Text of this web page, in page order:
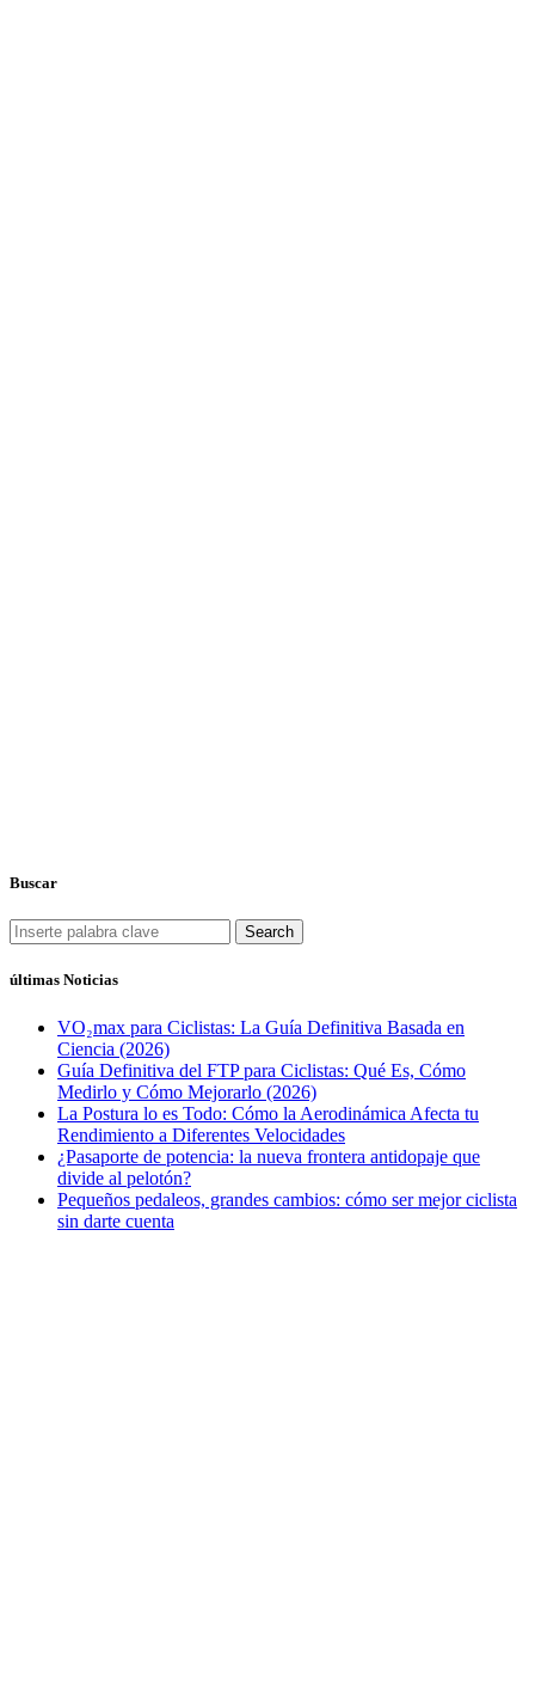
Buscar
Search
últimas Noticias
VO₂max para Ciclistas: La Guía Definitiva Basada en
Ciencia (2026)
Guía Definitiva del FTP para Ciclistas: Qué Es, Cómo
Medirlo y Cómo Mejorarlo (2026)
La Postura lo es Todo: Cómo la Aerodinámica Afecta tu
Rendimiento a Diferentes Velocidades
¿Pasaporte de potencia: la nueva frontera antidopaje que
divide al pelotón?
Pequeños pedaleos, grandes cambios: cómo ser mejor ciclista
sin darte cuenta